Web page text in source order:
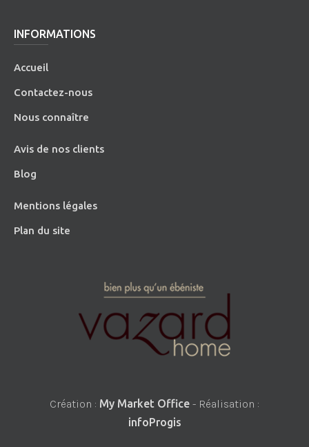
INFORMATIONS
Accueil
Contactez-nous
Nous connaître
Avis de nos clients
Blog
Mentions légales
Plan du site
Création : My Market Office - Réalisation :
infoProgis